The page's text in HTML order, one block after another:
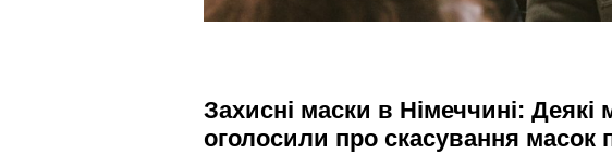
Захисні маски в Німеччині: Деякі
оголосили про скасування масок